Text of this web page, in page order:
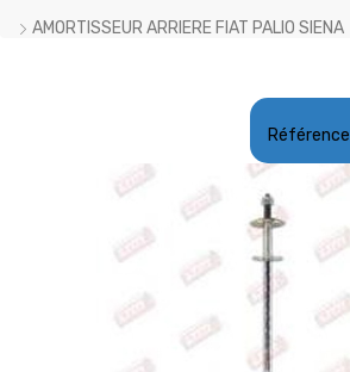
AMORTISSEUR ARRIERE FIAT PALIO SIENA
Référence